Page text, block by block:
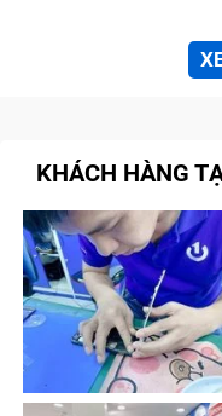
KHÁCH HÀNG